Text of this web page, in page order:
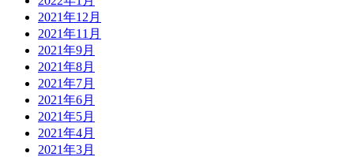
2021年12月
2021年11月
2021年9月
2021年8月
2021年7月
2021年6月
2021年5月
2021年4月
2021年3月